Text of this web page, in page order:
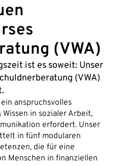
(VWA)
ist es soweit: Unser
(VWA)
anspruchsvolles
in sozialer Arbeit,
erfordert. Unser
in fünf modularen
die für eine
Menschen in finanziellen